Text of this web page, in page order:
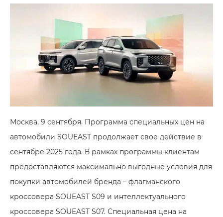
Москва, 9 сентября. Программа специальных цен на
автомобили SOUEAST продолжает свое действие в
сентябре 2025 года. В рамках программы клиентам
предоставляются максимально выгодные условия для
покупки автомобилей бренда – флагманского
кроссовера SOUEAST S09 и интеллектуального
кроссовера SOUEAST S07. Специальная цена на